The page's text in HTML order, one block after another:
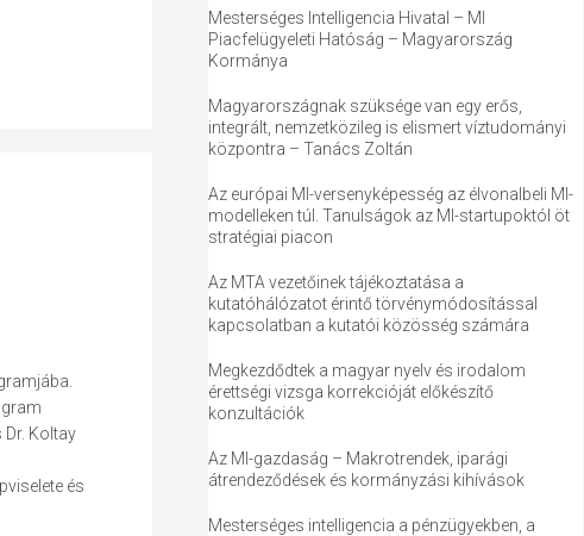
Koltay
és
Mesterséges Intelligencia Hivatal – MI
Piacfelügyeleti Hatóság – Magyarország
Kormánya
Magyarországnak szüksége van egy erős,
integrált, nemzetközileg is elismert víztudományi
központra – Tanács Zoltán
Az európai MI-versenyképesség az élvonalbeli MI-
modelleken túl. Tanulságok az MI-startupoktól öt
stratégiai piacon
Az MTA vezetőinek tájékoztatása a
kutatóhálózatot érintő törvénymódosítással
kapcsolatban a kutatói közösség számára
Megkezdődtek a magyar nyelv és irodalom
érettségi vizsga korrekcióját előkészítő
konzultációk
Az MI-gazdaság – Makrotrendek, iparági
átrendeződések és kormányzási kihívások
Mesterséges intelligencia a pénzügyekben, a